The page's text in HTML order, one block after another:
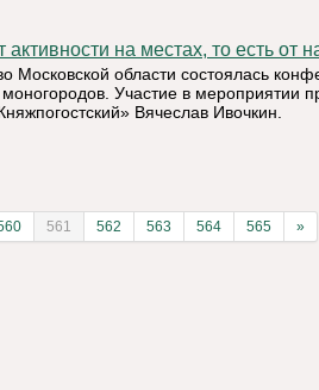
активности на местах, то есть от
Московской области состоялась
Участие в мероприятии
Вячеслав Ивочкин.
561 562 563 564 565 »